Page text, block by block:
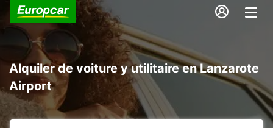
Alquiler de voiture y utilitaire en Lanzarote
Airport